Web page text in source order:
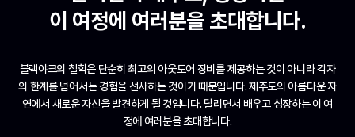
이 여정에 여러분을 초대합니다.
블랙야크의 철학은 단순히 최고의 아웃도어 장비를 제공하는 것이 아니라 각자
의 한계를 넘어서는 경험을 선사하는 것이기 때문입니다. 제주도의 아름다운 자
연에서 새로운 자신을 발견하게 될 것입니다. 달리면서 배우고 성장하는 이 여
정에 여러분을 초대합니다.